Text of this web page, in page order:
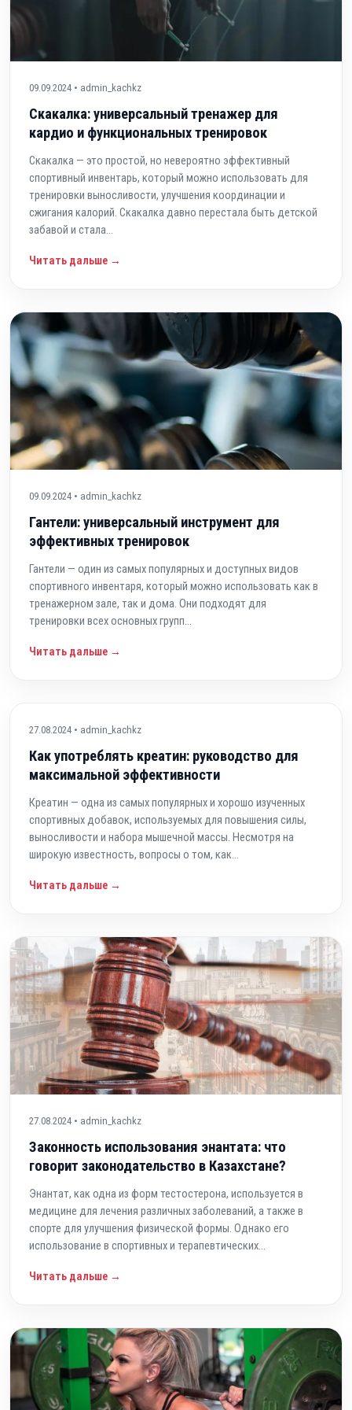
09.09.2024 • admin_kachkz
Скакалка: универсальный тренажер для
кардио и функциональных тренировок
Скакалка — это простой, но невероятно эффективный
спортивный инвентарь, который можно использовать для
тренировки выносливости, улучшения координации и
сжигания калорий. Скакалка давно перестала быть детской
забавой и стала...
Читать дальше →
09.09.2024 • admin_kachkz
Гантели: универсальный инструмент для
эффективных тренировок
Гантели — один из самых популярных и доступных видов
спортивного инвентаря, который можно использовать как в
тренажерном зале, так и дома. Они подходят для
тренировки всех основных групп...
Читать дальше →
27.08.2024 • admin_kachkz
Как употреблять креатин: руководство для
максимальной эффективности
Креатин — одна из самых популярных и хорошо изученных
спортивных добавок, используемых для повышения силы,
выносливости и набора мышечной массы. Несмотря на
широкую известность, вопросы о том, как...
Читать дальше →
27.08.2024 • admin_kachkz
Законность использования энантата: что
говорит законодательство в Казахстане?
Энантат, как одна из форм тестостерона, используется в
медицине для лечения различных заболеваний, а также в
спорте для улучшения физической формы. Однако его
использование в спортивных и терапевтических...
Читать дальше →